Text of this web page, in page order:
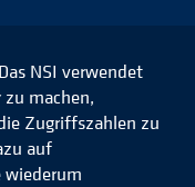
Das
Xing
NSI verwendet
machen,
Zugriffszahlen zu
auf
wiederum